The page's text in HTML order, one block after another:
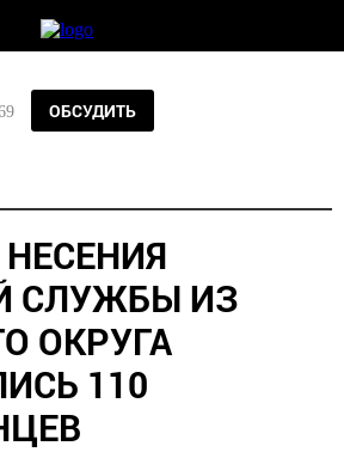
ОБСУДИТЬ
СЛУЖБЫ ИЗ
ОКРУГА
110